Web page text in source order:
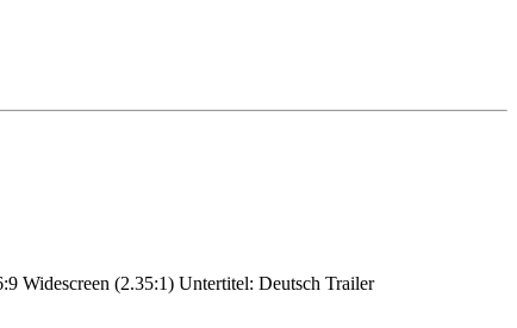
Widescreen (2.35:1) Untertitel: Deutsch Trailer